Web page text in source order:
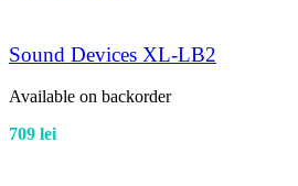
Sound Devices XL-LB2
Available on backorder
709 lei